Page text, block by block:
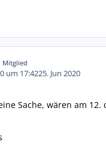
Mitglied
um 17:4225. Jun 2020
Sache, wären am 12.